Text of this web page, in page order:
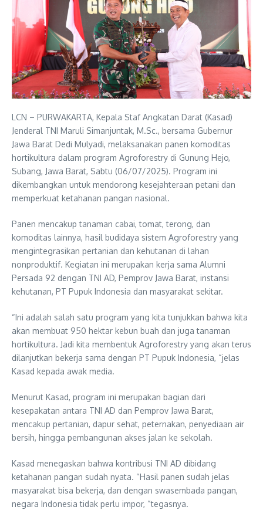
LCN – PURWAKARTA, Kepala Staf Angkatan Darat (Kasad)
Jenderal TNI Maruli Simanjuntak, M.Sc., bersama Gubernur
Jawa Barat Dedi Mulyadi, melaksanakan panen komoditas
hortikultura dalam program Agroforestry di Gunung Hejo,
Subang, Jawa Barat, Sabtu (06/07/2025). Program ini
dikembangkan untuk mendorong kesejahteraan petani dan
memperkuat ketahanan pangan nasional.
Panen mencakup tanaman cabai, tomat, terong, dan
komoditas lainnya, hasil budidaya sistem Agroforestry yang
mengintegrasikan pertanian dan kehutanan di lahan
nonproduktif. Kegiatan ini merupakan kerja sama Alumni
Persada 92 dengan TNI AD, Pemprov Jawa Barat, instansi
kehutanan, PT Pupuk Indonesia dan masyarakat sekitar.
“Ini adalah salah satu program yang kita tunjukkan bahwa kita
akan membuat 950 hektar kebun buah dan juga tanaman
hortikultura. Jadi kita membentuk Agroforestry yang akan terus
dilanjutkan bekerja sama dengan PT Pupuk Indonesia, “jelas
Kasad kepada awak media.
Menurut Kasad, program ini merupakan bagian dari
kesepakatan antara TNI AD dan Pemprov Jawa Barat,
mencakup pertanian, dapur sehat, peternakan, penyediaan air
bersih, hingga pembangunan akses jalan ke sekolah.
Kasad menegaskan bahwa kontribusi TNI AD dibidang
ketahanan pangan sudah nyata. “Hasil panen sudah jelas
masyarakat bisa bekerja, dan dengan swasembada pangan,
negara Indonesia tidak perlu impor, “tegasnya.